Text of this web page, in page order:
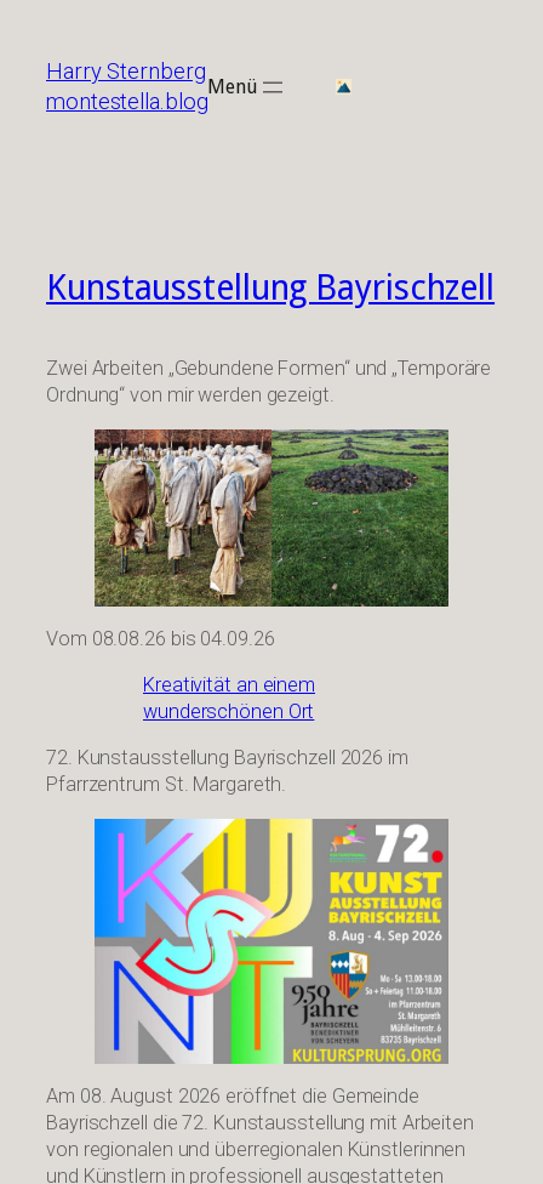
springen
Harry Sternberg
montestella.blog
Menü
Kunstausstellung Bayrischzell
Zwei Arbeiten „Gebundene Formen“ und „Temporäre
Ordnung“ von mir werden gezeigt.
Vom 08.08.26 bis 04.09.26
Kreativität an einem
wunderschönen Ort
72. Kunstausstellung Bayrischzell 2026 im
Pfarrzentrum St. Margareth.
Am 08. August 2026 eröffnet die Gemeinde
Bayrischzell die 72. Kunstausstellung mit Arbeiten
von regionalen und überregionalen Künstlerinnen
und Künstlern in professionell ausgestatteten